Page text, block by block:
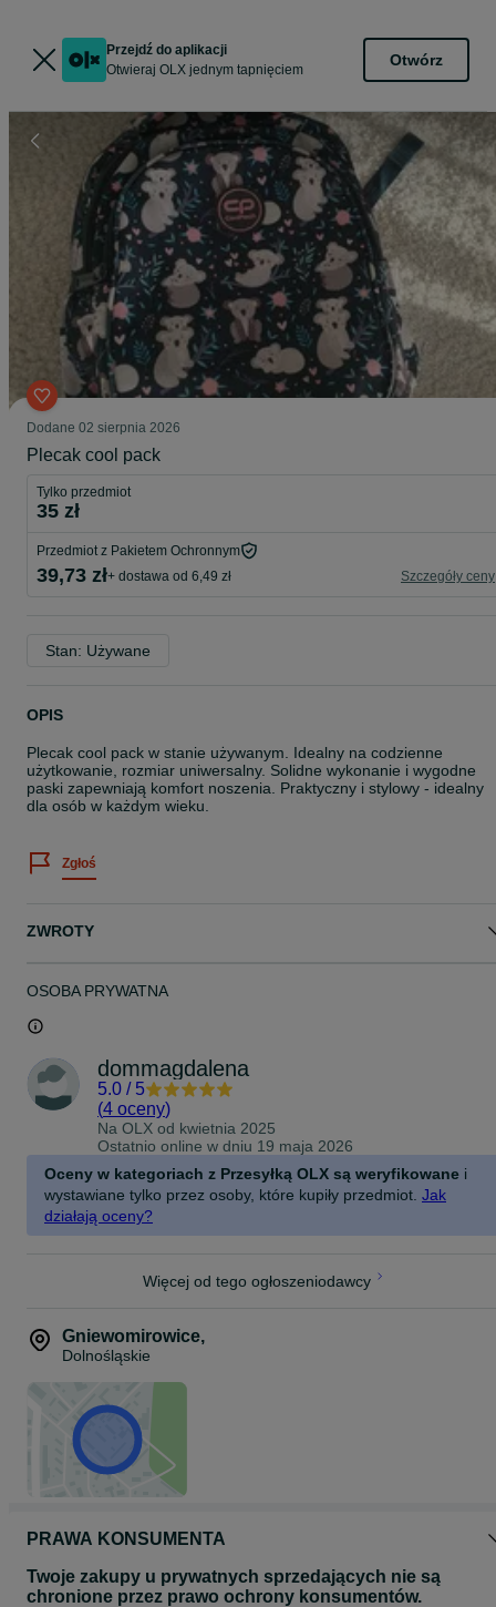
Przejdź do aplikacji
Otwieraj OLX jednym tapnięciem
Otwórz
Dodane 02 sierpnia 2026
Plecak cool pack
Tylko przedmiot
35 zł
Przedmiot z Pakietem Ochronnym
39,73 zł+ dostawa od 6,49 zł Szczegóły ceny
Stan: Używane
OPIS
Plecak cool pack w stanie używanym. Idealny na codzienne
użytkowanie, rozmiar uniwersalny. Solidne wykonanie i wygodne
paski zapewniają komfort noszenia. Praktyczny i stylowy - idealny
dla osób w każdym wieku.
Zgłoś
ZWROTY
OSOBA PRYWATNA
dommagdalena
5.0 / 5
(4 oceny)
Na OLX od kwietnia 2025
Ostatnio online w dniu 19 maja 2026
Oceny w kategoriach z Przesyłką OLX są weryfikowane i
wystawiane tylko przez osoby, które kupiły przedmiot. Jak
działają oceny?
Więcej od tego ogłoszeniodawcy
Gniewomirowice,
Dolnośląskie
PRAWA KONSUMENTA
Twoje zakupy u prywatnych sprzedających nie są
chronione przez prawo ochrony konsumentów.